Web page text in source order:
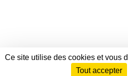
Envie de participer ?
Ce site utilise des cookies et vous
Tout accepter